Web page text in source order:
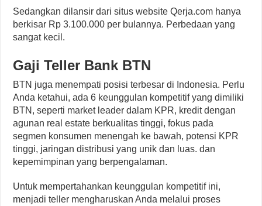
Sedangkan dilansir dari situs website Qerja.com hanya
berkisar Rp 3.100.000 per bulannya. Perbedaan yang
sangat kecil.
Gaji Teller Bank BTN
BTN juga menempati posisi terbesar di Indonesia. Perlu
Anda ketahui, ada 6 keunggulan kompetitif yang dimiliki
BTN, seperti market leader dalam KPR, kredit dengan
agunan real estate berkualitas tinggi, fokus pada
segmen konsumen menengah ke bawah, potensi KPR
tinggi, jaringan distribusi yang unik dan luas. dan
kepemimpinan yang berpengalaman.
Untuk mempertahankan keunggulan kompetitif ini,
menjadi teller mengharuskan Anda melalui proses